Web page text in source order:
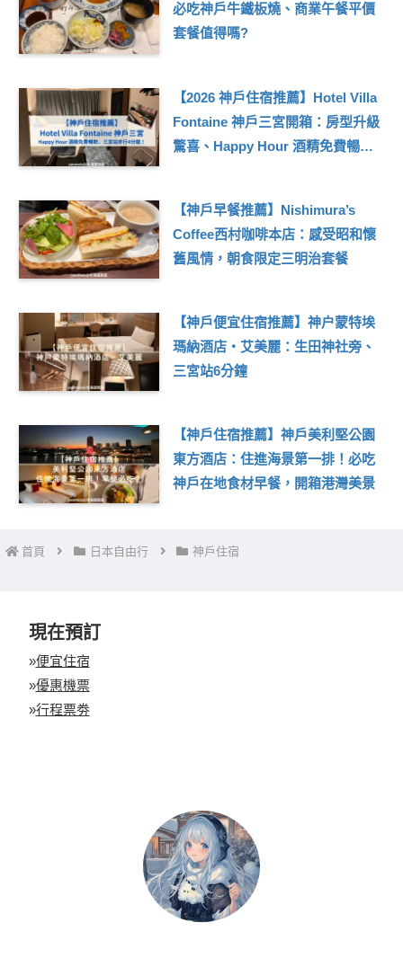
必吃神戶牛鐵板燒、商業午餐平價
套餐值得嗎?
【2026 神戶住宿推薦】Hotel Villa
Fontaine 神戶三宮開箱：房型升級
驚喜、Happy Hour 酒精免費暢飲，
【神戶早餐推薦】Nishimura’s
Coffee西村咖啡本店：感受昭和懷
舊風情，朝食限定三明治套餐
【神戶便宜住宿推薦】神户蒙特埃
瑪納酒店・艾美麗：生田神社旁、
三宮站6分鐘
【神戶住宿推薦】神戶美利堅公園
東方酒店：住進海景第一排！必吃
神戶在地食材早餐，開箱港灣美景
首頁 日本自由行 神戶住宿
現在預訂
»便宜住宿
»優惠機票
»行程票劵